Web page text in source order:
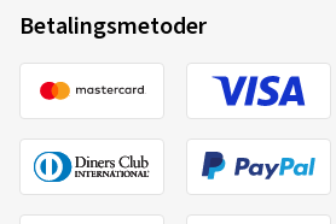
Betalingsmetoder